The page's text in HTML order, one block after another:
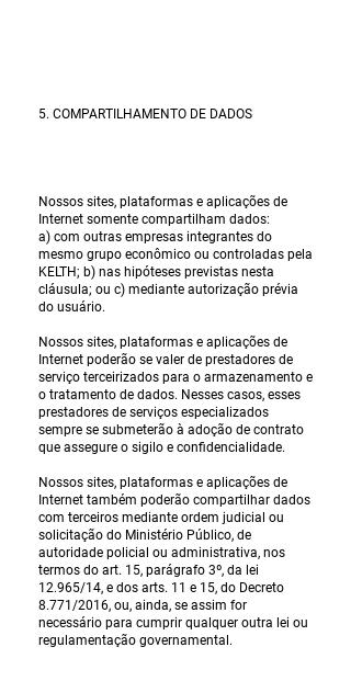
5. COMPARTILHAMENTO DE DADOS
Nossos sites, plataformas e aplicações de
Internet somente compartilham dados:
a) com outras empresas integrantes do
mesmo grupo econômico ou controladas pela
KELTH; b) nas hipóteses previstas nesta
cláusula; ou c) mediante autorização prévia
do usuário.
Nossos sites, plataformas e aplicações de
Internet poderão se valer de prestadores de
serviço terceirizados para o armazenamento e
o tratamento de dados. Nesses casos, esses
prestadores de serviços especializados
sempre se submeterão à adoção de contrato
que assegure o sigilo e confidencialidade.
Nossos sites, plataformas e aplicações de
Internet também poderão compartilhar dados
com terceiros mediante ordem judicial ou
solicitação do Ministério Público, de
autoridade policial ou administrativa, nos
termos do art. 15, parágrafo 3º, da lei
12.965/14, e dos arts. 11 e 15, do Decreto
8.771/2016, ou, ainda, se assim for
necessário para cumprir qualquer outra lei ou
regulamentação governamental.